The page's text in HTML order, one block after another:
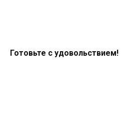
Готовьте с удовольствием!